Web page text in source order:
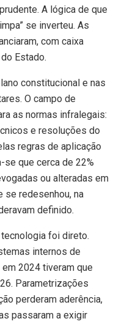
A lógica de que
se inverteu. As
com caixa
Estado.
constitucional e nas
O campo de
as normas infralegais:
e resoluções do
regras de aplicação
se que cerca de 22%
ou alteradas em
se redesenhou, na
definido.
foi direto.
internos de
2024 tiveram que
Parametrizações
perderam aderência,
passaram a exigir